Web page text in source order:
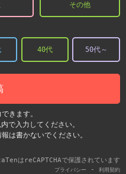
その他
40代 50代～
きます。
で入力してください。
は書かないでください。
はreCAPTCHAで保護されています
プライバシー - 利用契約